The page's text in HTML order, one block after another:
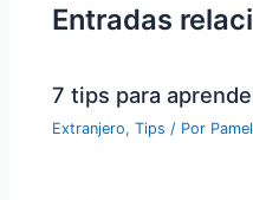
Entradas
7 tips para
Extranjero,Tips / Por